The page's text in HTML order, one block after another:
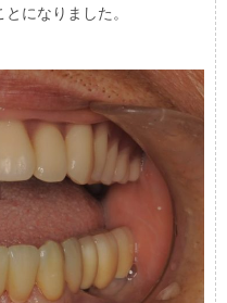
になりました。